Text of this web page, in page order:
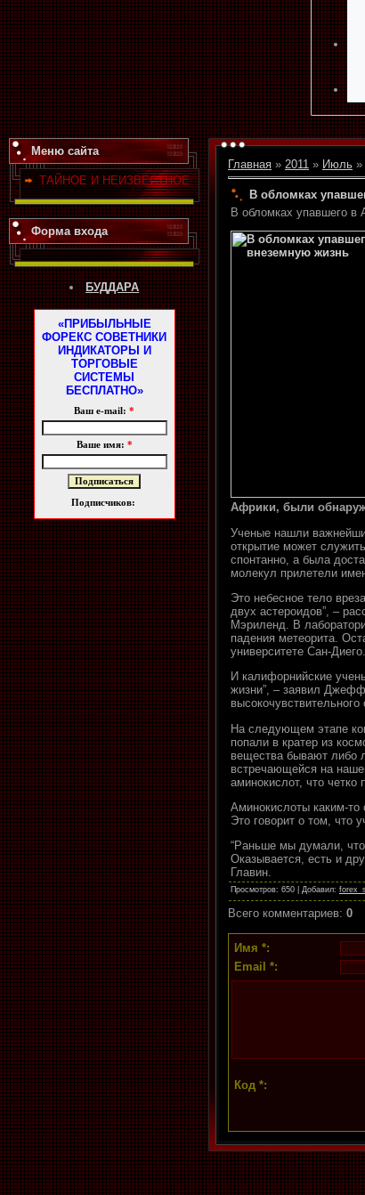
Меню сайта
ТАЙНОЕ И НЕИЗВЕСТНОЕ
Форма входа
БУДДАРА
«ПРИБЫЛЬНЫЕ
ФОРЕКС СОВЕТНИКИ
ИНДИКАТОРЫ И
ТОРГОВЫЕ
СИСТЕМЫ
БЕСПЛАТНО»
Ваш e-mail: *
Ваше имя: *
Подписчиков:
Главная » 2011 » Июль »
В обломках
В обломках упавшего в
Африки, были
Ученые нашли
открытие может
спонтанно, а была
молекул прилетели
Это небесное тело
двух астероидов”, –
Мэриленд. В
падения метеорита.
университете Сан-Диего.
И калифорнийские
жизни”, – заявил
На следующем этапе
попали в кратер из
вещества бывают либо
встречающейся на
аминокислот, что четко
Аминокислоты каким-то
Это говорит о том, что
“Раньше мы думали, что
Оказывается, есть и
Главин.
Просмотров: 650 | Добавил:
Всего комментариев: 0
Имя *:
Email *:
Код *: